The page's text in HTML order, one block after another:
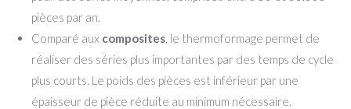
pièces par an.
Comparé aux composites, le thermoformage permet de
réaliser des séries plus importantes par des temps de cycle
plus courts. Le poids des pièces est inférieur par une
épaisseur de pièce réduite au minimum nécessaire.